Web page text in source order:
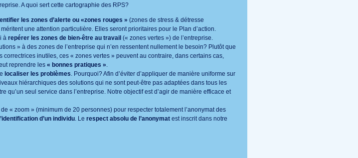
A quoi sert cette cartographie des RPS?
les zones d’alerte ou «zones rouges » (zones de stress & détresse
une attention particulière. Elles seront prioritaires pour le Plan d’action.
à repérer les zones de bien-être au travail (« zones vertes ») de l’entreprise.
» à des zones de l’entreprise qui n’en ressentent nullement le besoin? Plutôt que
correctrices inutiles, ces « zones vertes » peuvent au contraire, dans certains cas,
reprendre les « bonnes pratiques ».
localiser les problèmes. Pourquoi? Afin d’éviter d’appliquer de manière uniforme sur
hiérarchiques des solutions qui ne sont peut-être pas adaptées dans tous les
qu’un seul service dans l’entreprise. Notre objectif est d’agir de manière efficace et
« zoom » (minimum de 20 personnes) pour respecter totalement l’anonymat des
d’un individu. Le respect absolu de l’anonymat est inscrit dans notre